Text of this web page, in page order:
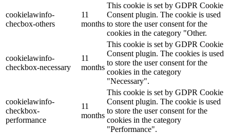
cookielawinfo-
checbox-others
11
months
This cookie is set by GDPR Cookie
Consent plugin. The cookie is used
to store the user consent for the
cookies in the category "Other.
cookielawinfo-
checkbox-necessary
11
months
This cookie is set by GDPR Cookie
Consent plugin. The cookies is used
to store the user consent for the
cookies in the category
"Necessary".
cookielawinfo-
checkbox-
performance
11
months
This cookie is set by GDPR Cookie
Consent plugin. The cookie is used
to store the user consent for the
cookies in the category
"Performance".